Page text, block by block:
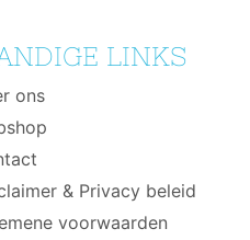
LINKS
ons
& Privacy beleid
voorwaarden